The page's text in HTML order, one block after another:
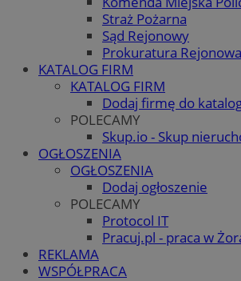
Straż Pożarna
Sąd Rejonowy
Prokuratura Rejonowa
KATALOG FIRM
KATALOG FIRM
Dodaj firmę do
POLECAMY
Skup.io - Skup
OGŁOSZENIA
OGŁOSZENIA
Dodaj ogłoszenie
POLECAMY
Protocol IT
Pracuj.pl - praca w
REKLAMA
WSPÓŁPRACA